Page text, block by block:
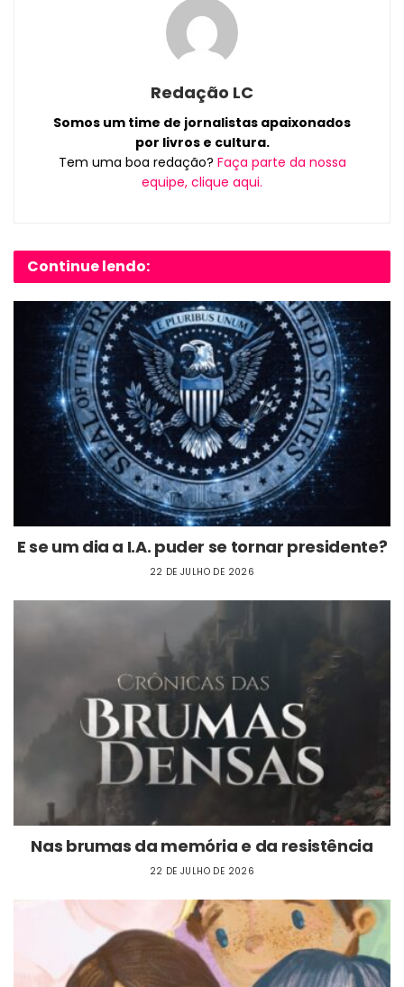
Redação LC
Somos um time de jornalistas apaixonados
por livros e cultura.
Tem uma boa redação? Faça parte da nossa
equipe, clique aqui.
Continue lendo:
E se um dia a I.A. puder se tornar presidente?
22 DE JULHO DE 2026
Nas brumas da memória e da resistência
22 DE JULHO DE 2026